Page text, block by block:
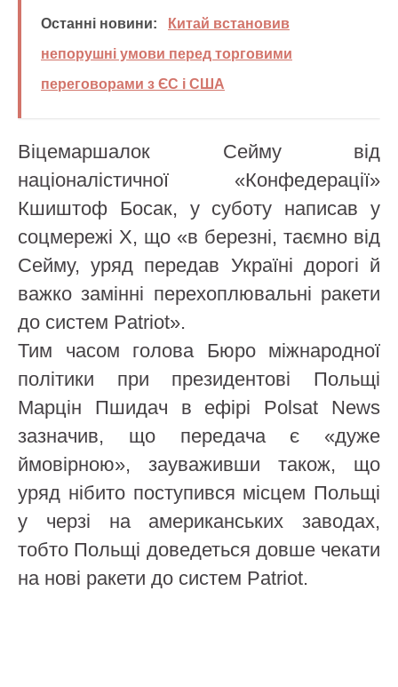
Останні новини:
Китай встановив
непорушні умови перед торговими
переговорами з ЄС і США
Віцемаршалок Сейму від
націоналістичної «Конфедерації»
Кшиштоф Босак, у суботу написав у
соцмережі X, що «в березні, таємно від
Сейму, уряд передав Україні дорогі й
важко замінні перехоплювальні ракети
до систем Patriot».
Тим часом голова Бюро міжнародної
політики при президентові Польщі
Марцін Пшидач в ефірі Polsat News
зазначив, що передача є «дуже
ймовірною», зауваживши також, що
уряд нібито поступився місцем Польщі
у черзі на американських заводах,
тобто Польщі доведеться довше чекати
на нові ракети до систем Patriot.